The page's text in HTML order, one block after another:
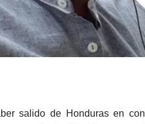
salido de Honduras en